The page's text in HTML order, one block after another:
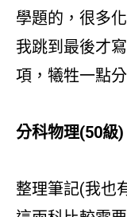
學題的，很多
我跳到最後才
項，犧牲一點
分科物理(50級
整理筆記(我也